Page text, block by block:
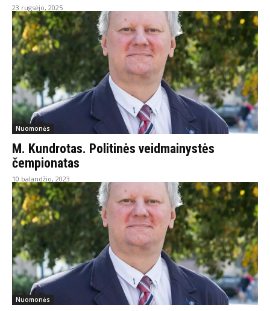
23 rugsėjo, 2025
Nuomonės
M. Kundrotas. Politinės veidmainystės
čempionatas
10 balandžio, 2023
Nuomonės